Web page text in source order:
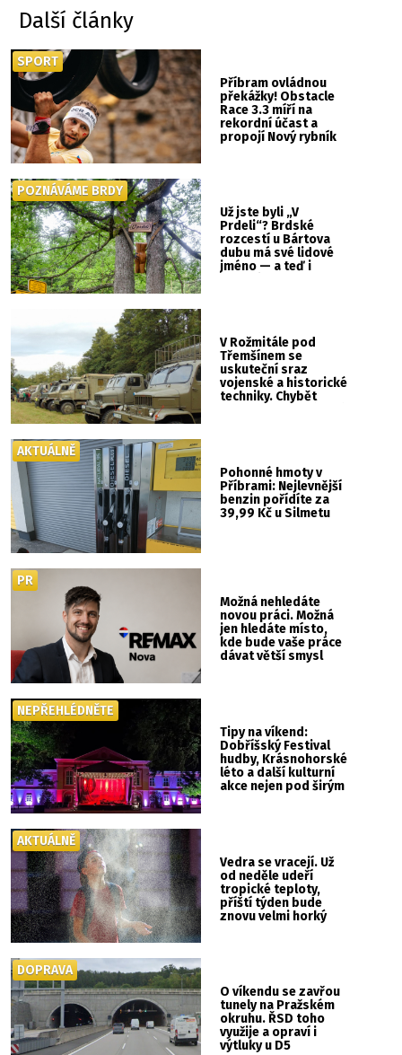
Další články
Příbram ovládnou
překážky! Obstacle
Race 3.3 míří na
rekordní účast a
propojí Nový rybník
SPORT
Už jste byli „V
Prdeli“? Brdské
rozcestí u Bártova
dubu má své lidové
jméno — a teď i
POZNÁVÁME BRDY
V Rožmitále pod
Třemšínem se
uskuteční sraz
vojenské a historické
techniky. Chybět
Pohonné hmoty v
Příbrami: Nejlevnější
benzin pořídíte za
39,99 Kč u Silmetu
AKTUÁLNĚ
Možná nehledáte
novou práci. Možná
jen hledáte místo,
kde bude vaše práce
dávat větší smysl
PR
Tipy na víkend:
Dobříšský Festival
hudby, Krásnohorské
léto a další kulturní
akce nejen pod širým
NEPŘEHLÉDNĚTE
Vedra se vracejí. Už
od neděle udeří
tropické teploty,
příští týden bude
znovu velmi horký
AKTUÁLNĚ
O víkendu se zavřou
tunely na Pražském
okruhu. ŘSD toho
využije a opraví i
výtluky u D5
DOPRAVA